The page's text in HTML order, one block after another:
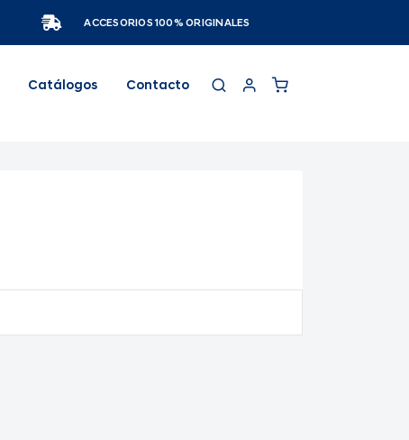
ACCESORIOS 100% ORIGINALES
Catálogos Contacto